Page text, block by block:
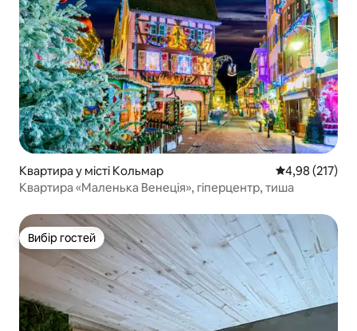
Квартира у місті Кольмар Середня
4,98 (217)
Квартира «Маленька Венеція», гіперцентр, тиша
Вибір гостей
Вибір гостей